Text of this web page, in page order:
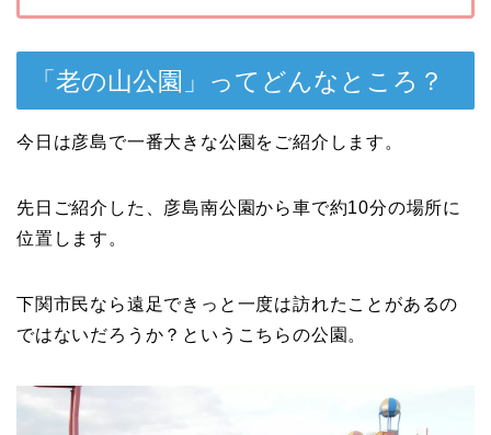
「老の山公園」ってどんなところ？
今日は彦島で一番大きな公園をご紹介します。
先日ご紹介した、彦島南公園から車で約10分の場所に
位置します。
下関市民なら遠足できっと一度は訪れたことがあるの
ではないだろうか？というこちらの公園。